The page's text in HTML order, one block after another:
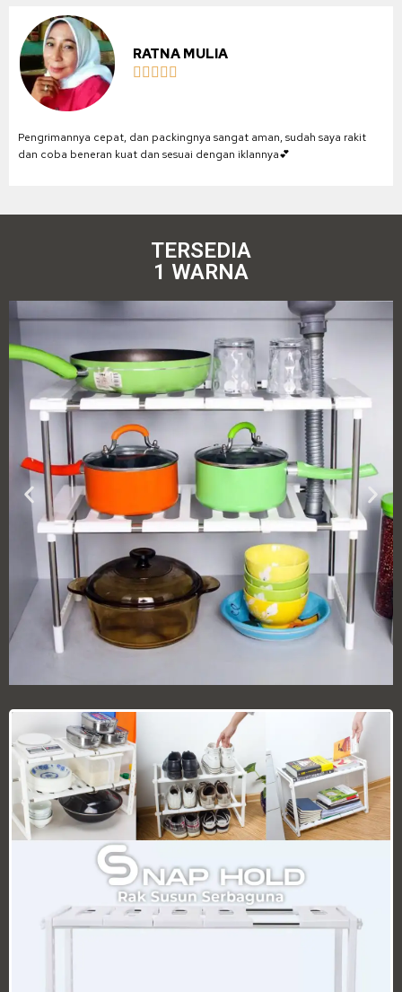
RATNA MULIA
    
Pengrimannya cepat, dan packingnya sangat aman, sudah saya rakit
dan coba beneran kuat dan sesuai dengan iklannya💕
TERSEDIA
1 WARNA